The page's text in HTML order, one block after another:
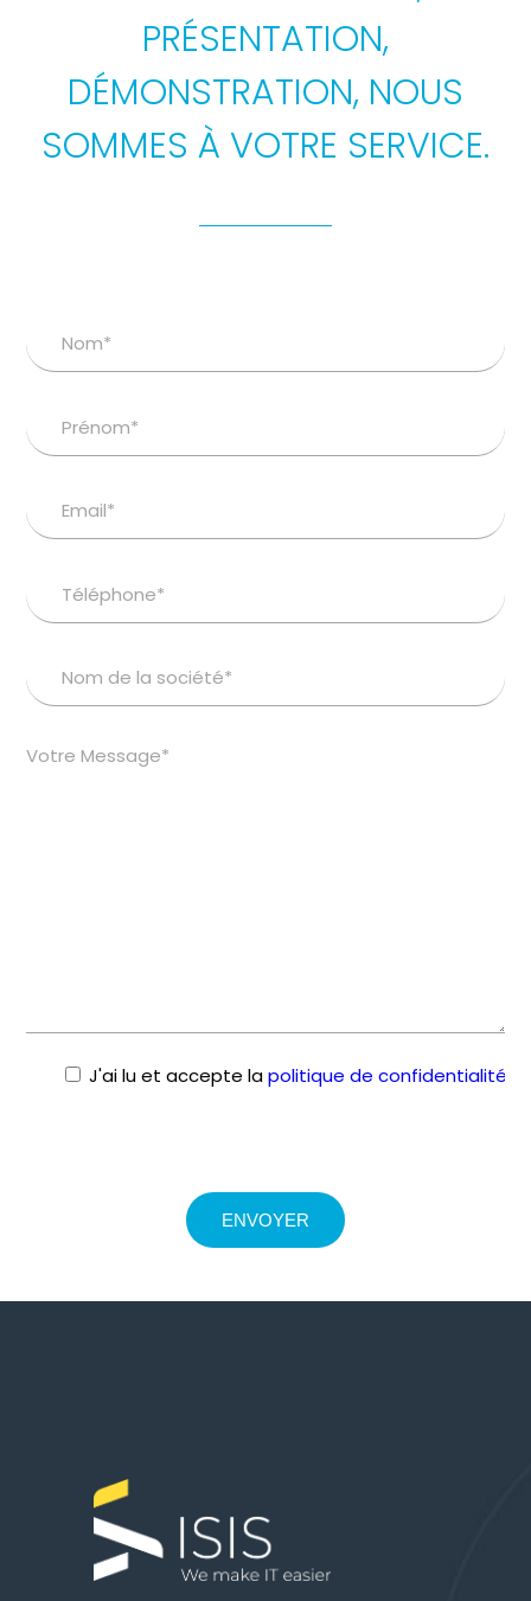
PRÉSENTATION,
DÉMONSTRATION, NOUS
SOMMES À VOTRE SERVICE.
J'ai lu et accepte lapolitique de confidentialité